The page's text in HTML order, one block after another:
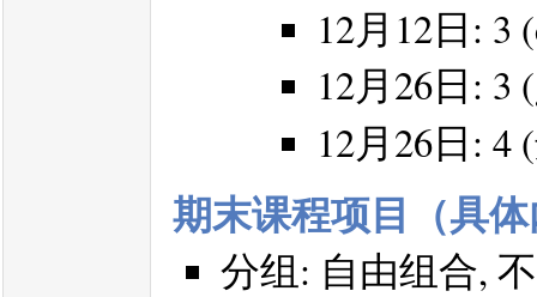
12月12日: 3
12月26日: 3
12月26日: 4
期末课程项目（具
分组: 自由组合,